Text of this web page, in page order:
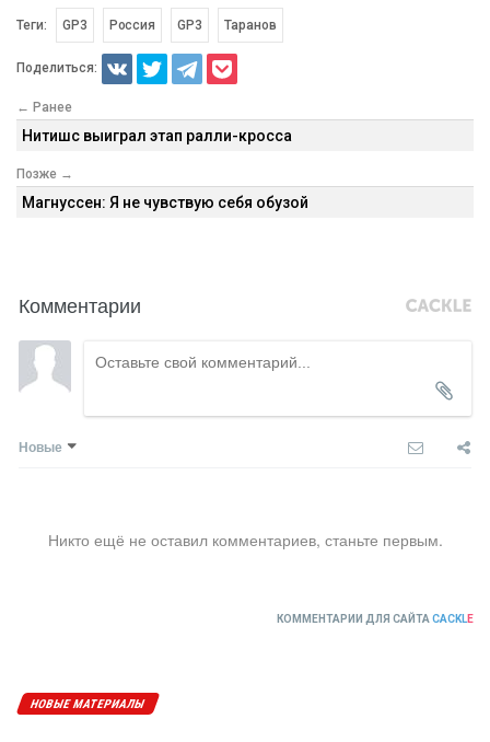
Теги: GP3 Россия GP3 Таранов
Поделиться:
← Ранее
Нитишс выиграл этап ралли-кросса
Позже →
Магнуссен: Я не чувствую себя обузой
Комментарии
Новые
Никто ещё не оставил комментариев, станьте первым.
КОММЕНТАРИИ ДЛЯ САЙТА CACKLE
НОВЫЕ МАТЕРИАЛЫ